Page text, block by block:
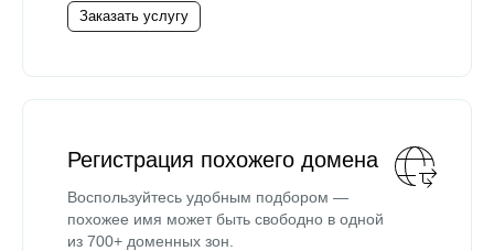
Заказать услугу
Регистрация похожего домена
Воспользуйтесь удобным подбором —
похожее имя может быть свободно в одной
из 700+ доменных зон.